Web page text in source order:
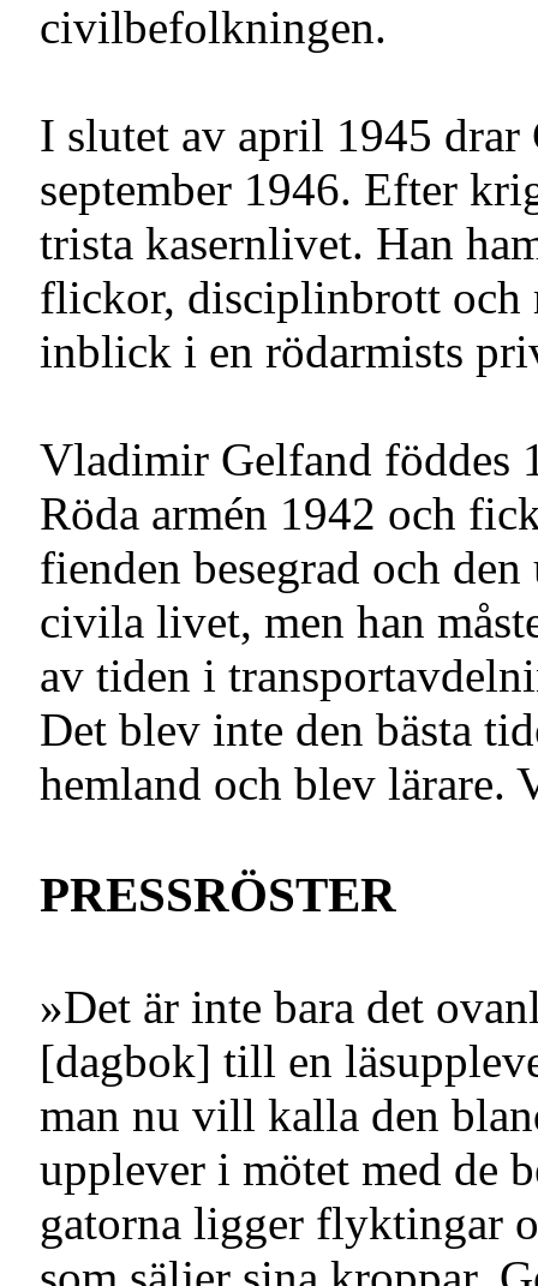
civilbefolkningen.
I slutet av april 1945 drar
september 1946. Efter
trista kasernlivet. Han
flickor, disciplinbrott och
inblick i en rödarmists
Vladimir Gelfand föddes
Röda armén 1942 och
fienden besegrad och
civila livet, men han
av tiden i
Det blev inte den bästa
hemland och blev lärare.
PRESSRÖSTER
»Det är inte bara det
[dagbok] till en
man nu vill kalla den
upplever i mötet med de
gatorna ligger flyktingar